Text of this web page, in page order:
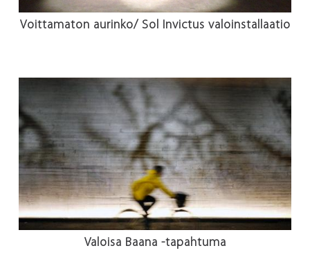
Voittamaton aurinko/ Sol Invictus valoinstallaatio
Valoisa Baana -tapahtuma